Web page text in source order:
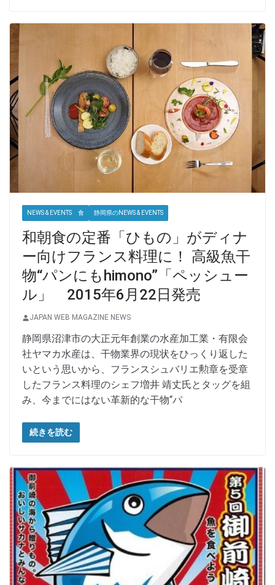
NEWS & EVENTS 食 静岡県のNEWS & EVENTS
和朝食の定番「ひもの」がディナ
ー向けフランス料理に！ 高級魚干
物“パンにもhimono”「ペッシュー
ル」 2015年6月22日発売
JAPAN WEB MAGAZINE NEWS
静岡県沼津市の大正元年創業の水産加工業・有限会
社ヤマカ水産は、干物業界の現状をひっくり返した
いという思いから、フランスシュバリエ勲章を受章
したフランス料理のシェフ増井 靖丈氏とタッグを組
み、今までにはない革新的な干物“パ
続きを読む